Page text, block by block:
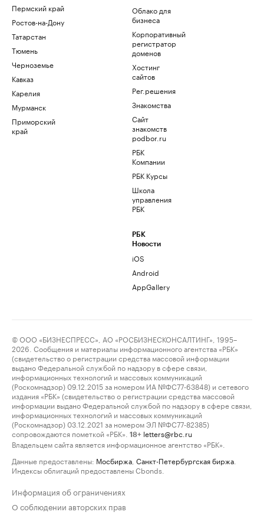
Пермский край
Ростов-на-Дону
Татарстан
Тюмень
Черноземье
Кавказ
Карелия
Мурманск
Приморский
край
Облако для
бизнеса
Корпоративный
регистратор
доменов
Хостинг
сайтов
Рег.решения
Знакомства
Сайт
знакомств
podbor.ru
РБК
Компании
РБК Курсы
Школа
управления
РБК
РБК
Новости
iOS
Android
AppGallery
© ООО «БИЗНЕСПРЕСС», АО «РОСБИЗНЕСКОНСАЛТИНГ», 1995–
2026. Сообщения и материалы информационного агентства «РБК»
(свидетельство о регистрации средства массовой информации
выдано Федеральной службой по надзору в сфере связи,
информационных технологий и массовых коммуникаций
(Роскомнадзор) 09.12.2015 за номером ИА №ФС77-63848) и сетевого
издания «РБК» (свидетельство о регистрации средства массовой
информации выдано Федеральной службой по надзору в сфере связи,
информационных технологий и массовых коммуникаций
(Роскомнадзор) 03.12.2021 за номером ЭЛ №ФС77-82385)
сопровождаются пометкой «РБК».
18+ letters@rbc.ru
Владельцем сайта является информационное агентство «РБК».
Данные предоставлены: Мосбиржа Санкт-Петербургская биржа
Индексы облигаций предоставлены Cbonds.
Информация об ограничениях
О соблюдении авторских прав